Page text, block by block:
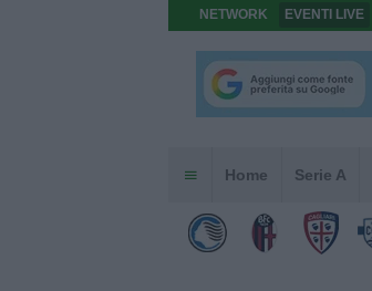
NETWORK EVENTI LIVE
Home Serie A